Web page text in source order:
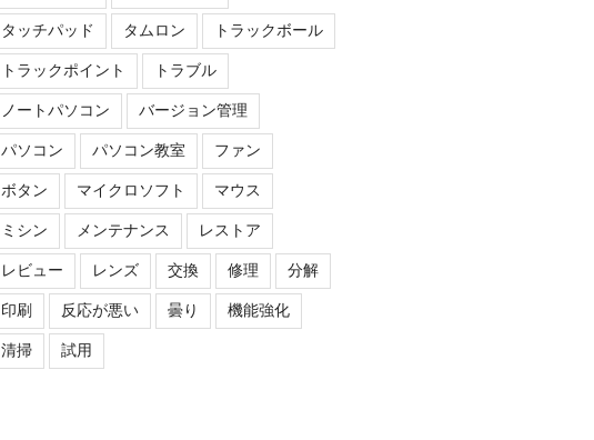
タッチパッド タムロン トラックボール
トラックポイント トラブル
ノートパソコン バージョン管理
パソコン パソコン教室 ファン
ボタン マイクロソフト マウス
ミシン メンテナンス レストア
レビュー レンズ 交換 修理 分解
印刷 反応が悪い 曇り 機能強化
清掃 試用